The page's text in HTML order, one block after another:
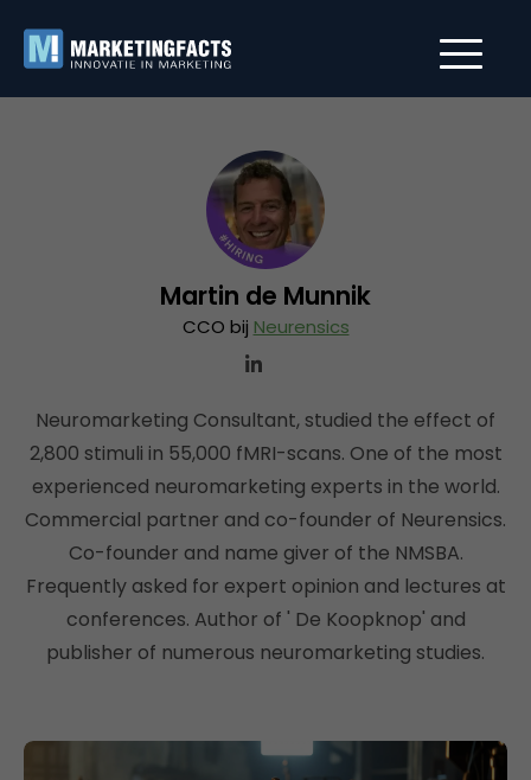
Martin de Munnik
CCO bij Neurensics
Neuromarketing Consultant, studied the effect of
2,800 stimuli in 55,000 fMRI-scans. One of the most
experienced neuromarketing experts in the world.
Commercial partner and co-founder of Neurensics.
Co-founder and name giver of the NMSBA.
Frequently asked for expert opinion and lectures at
conferences. Author of ' De Koopknop' and
publisher of numerous neuromarketing studies.